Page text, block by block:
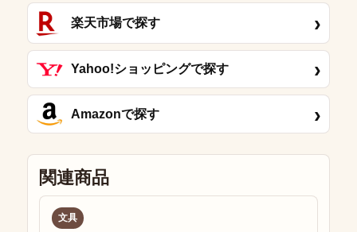
楽天市場で探す ›
Yahoo!ショッピングで探す ›
Amazonで探す ›
関連商品
文具